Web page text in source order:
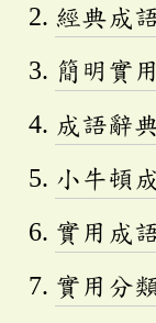
經典成
簡明實
成語辭
小牛頓
實用成
實用分